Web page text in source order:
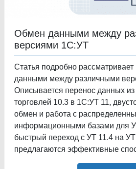
Обмен данными между
версиями 1С:УТ
Статья подробно
данными между различными
Описывается перенос данных
торговлей 10.3 в 1С:УТ 11,
обмен и работа с
информационными базами для
быстрый переход с УТ 11.4 на УТ
предлагаются эффективные